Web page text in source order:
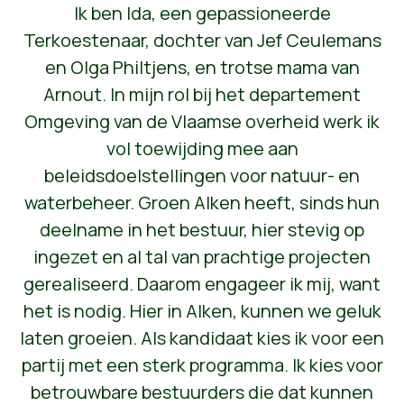
Ik ben Ida, een gepassioneerde
Terkoestenaar, dochter van Jef Ceulemans
en Olga Philtjens, en trotse mama van
Arnout. In mijn rol bij het departement
Omgeving van de Vlaamse overheid werk ik
vol toewijding mee aan
beleidsdoelstellingen voor natuur- en
waterbeheer. Groen Alken heeft, sinds hun
deelname in het bestuur, hier stevig op
ingezet en al tal van prachtige projecten
gerealiseerd. Daarom engageer ik mij, want
het is nodig. Hier in Alken, kunnen we geluk
laten groeien. Als kandidaat kies ik voor een
partij met een sterk programma. Ik kies voor
betrouwbare bestuurders die dat kunnen